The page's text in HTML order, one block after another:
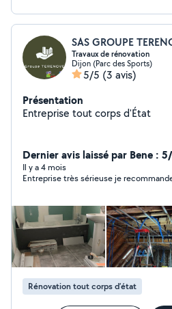
SAS GROUPE
Travaux de rénovation
Dijon (Parc des Sports)
5/5 (3 avis)
Présentation
Entreprise tout corps d'État
Dernier avis laissé par Bene :
Il y a 4 mois
Entreprise très sérieuse je
Rénovation tout corps d’état